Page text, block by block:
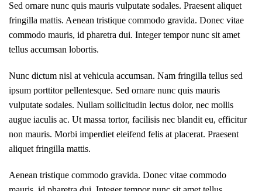
Sed ornare nunc quis mauris vulputate sodales. Praesent aliquet
fringilla mattis. Aenean tristique commodo gravida. Donec vitae
commodo mauris, id pharetra dui. Integer tempor nunc sit amet
tellus accumsan lobortis.
Nunc dictum nisl at vehicula accumsan. Nam fringilla tellus sed
ipsum porttitor pellentesque. Sed ornare nunc quis mauris
vulputate sodales. Nullam sollicitudin lectus dolor, nec mollis
augue iaculis ac. Ut massa tortor, facilisis nec blandit eu, efficitur
non mauris. Morbi imperdiet eleifend felis at placerat. Praesent
aliquet fringilla mattis.
Aenean tristique commodo gravida. Donec vitae commodo